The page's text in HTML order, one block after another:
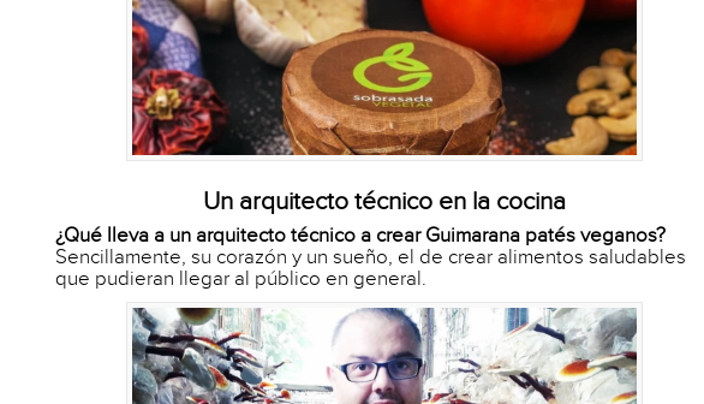
Un arquitecto técnico en la cocina
¿Qué lleva a un arquitecto técnico a crear Guimarana patés veganos?
Sencillamente, su corazón y un sueño, el de crear alimentos saludables
que pudieran llegar al público en general.